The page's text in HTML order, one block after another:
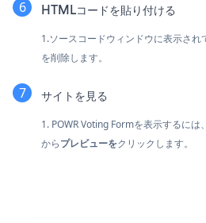
HTMLコードを貼り付ける
1.ソースコードウィンドウに表示さ
を削除します。
サイトを見る
1. POWR Voting Formを表示するに
からプレビューをクリックします。